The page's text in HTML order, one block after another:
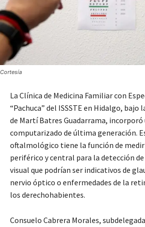
Cortesía
La Clínica de Medicina Familiar con
“Pachuca” del ISSSTE en Hidalgo, bajo
de Martí Batres Guadarrama,
computarizado de última generación.
oftalmológico tiene la función de
periférico y central para la detección
visual que podrían ser indicativos de
nervio óptico o enfermedades de la
los derechohabientes.
Consuelo Cabrera Morales,